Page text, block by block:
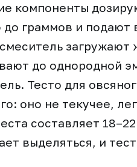
компоненты
до граммов и подают
до однородной
Тесто для
оно не текучее,
составляет
выделяться, и